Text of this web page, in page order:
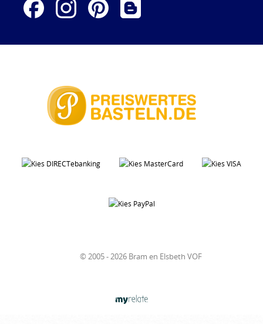
© 2005 - 2026 Bram en Elsbeth VOF